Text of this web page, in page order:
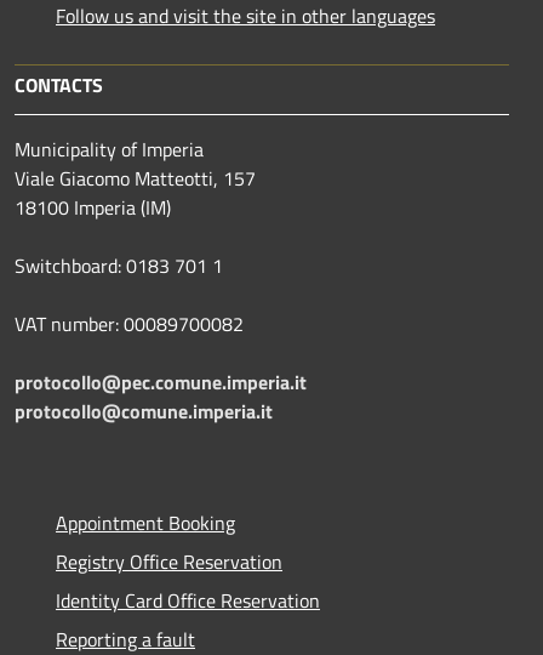
Follow us and visit the site in other languages
CONTACTS
Municipality of Imperia
Viale Giacomo Matteotti, 157
18100 Imperia (IM)
Switchboard: 0183 701 1
VAT number: 00089700082
protocollo@pec.comune.imperia.it
protocollo@comune.imperia.it
Appointment Booking
Registry Office Reservation
Identity Card Office Reservation
Reporting a fault